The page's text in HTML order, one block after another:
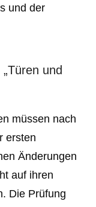
und der
und
müssen nach
ersten
Änderungen
auf ihren
Die Prüfung